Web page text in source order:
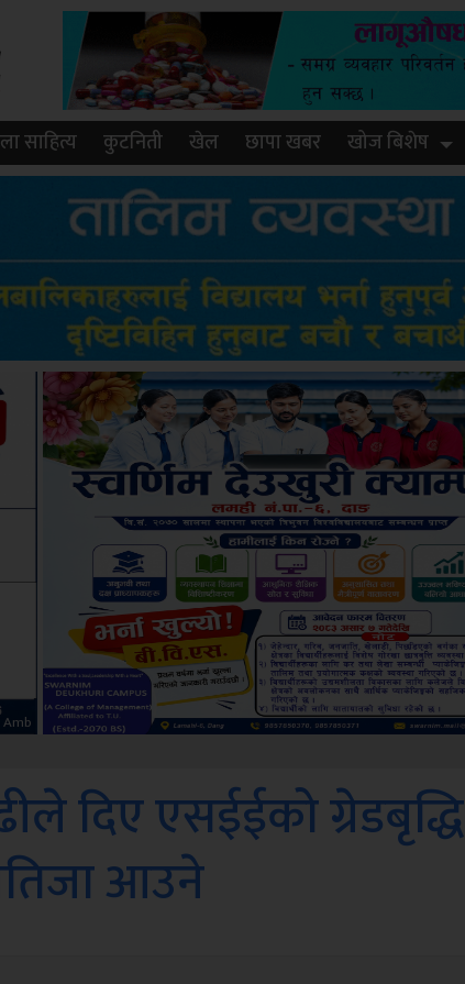
साहित्य कुटनिती खेल छापा खबर खोज बिशेष
Sdc
दिए एसईईको ग्रेडबृद्धि
आउने